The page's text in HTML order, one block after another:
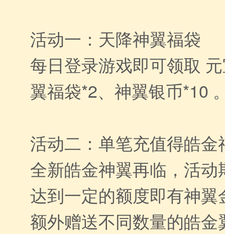
活动一：天降神翼福袋
每日登录游戏即可领取
翼福袋*2、神翼银币*10
活动二：单笔充值得皓金
全新皓金神翼再临，活
达到一定的额度即有神
额外赠送不同数量的皓